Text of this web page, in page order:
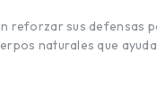
reforzar sus defensas
naturales que